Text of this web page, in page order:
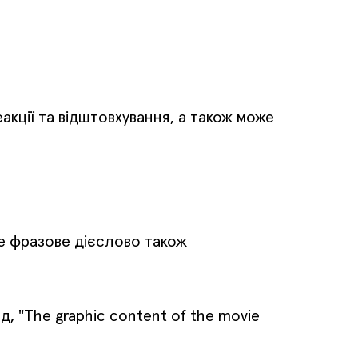
та відштовхування, а також може
фразове дієслово також
"The graphic content of the movie